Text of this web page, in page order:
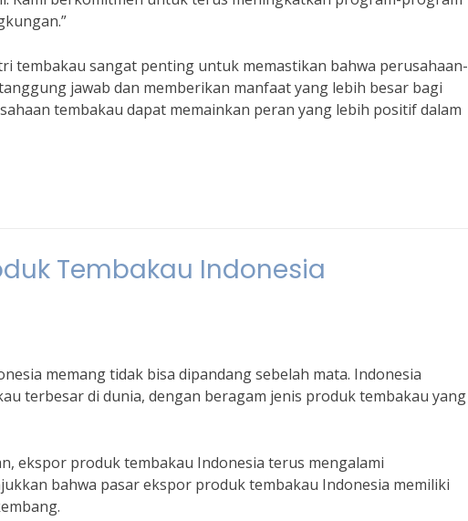
tembakau sangat penting untuk memastikan bahwa perusahaan-
jawab dan memberikan manfaat yang lebih besar bagi
tembakau dapat memainkan peran yang lebih positif dalam
Tembakau Indonesia
memang tidak bisa dipandang sebelah mata. Indonesia
terbesar di dunia, dengan beragam jenis produk tembakau yang
ekspor produk tembakau Indonesia terus mengalami
bahwa pasar ekspor produk tembakau Indonesia memiliki